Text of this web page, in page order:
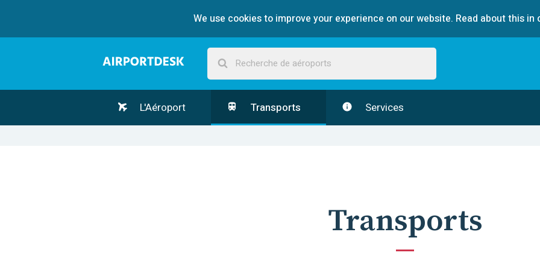
We use cookies to improve your experience on our website. Read about this in
L'Aéroport Transports Services
Transports